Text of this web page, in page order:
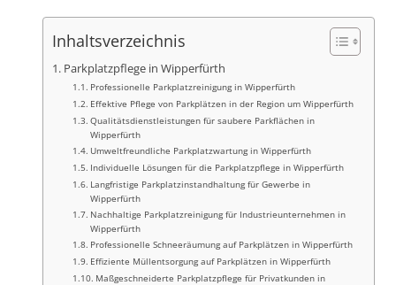
Inhaltsverzeichnis
Parkplatzpflege in Wipperfürth
Professionelle Parkplatzreinigung in Wipperfürth
Effektive Pflege von Parkplätzen in der Region um Wipperfürth
Qualitätsdienstleistungen für saubere Parkflächen in
Wipperfürth
Umweltfreundliche Parkplatzwartung in Wipperfürth
Individuelle Lösungen für die Parkplatzpflege in Wipperfürth
Langfristige Parkplatzinstandhaltung für Gewerbe in
Wipperfürth
Nachhaltige Parkplatzreinigung für Industrieunternehmen in
Wipperfürth
Professionelle Schneeräumung auf Parkplätzen in Wipperfürth
Effiziente Müllentsorgung auf Parkplätzen in Wipperfürth
Maßgeschneiderte Parkplatzpflege für Privatkunden in